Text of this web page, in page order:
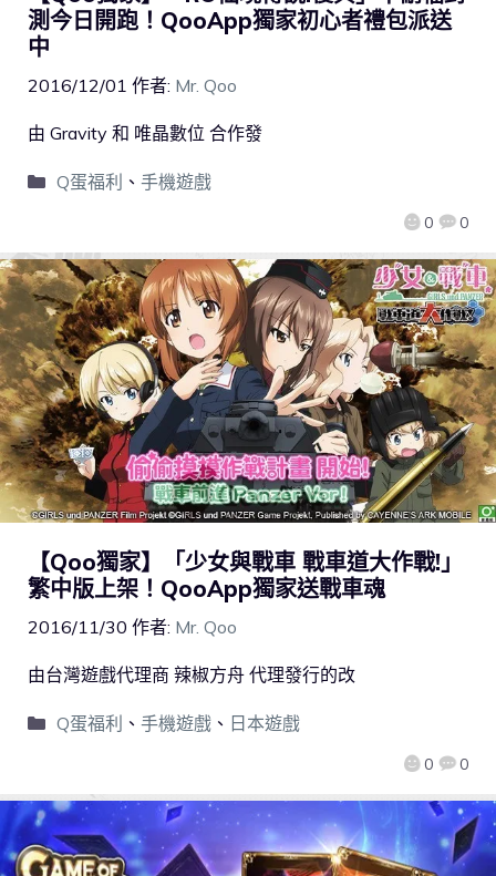
測今日開跑！QooApp獨家初心者禮包派送
中
2016/12/01 作者: Mr. Qoo
0 0
由 Gravity 和 唯晶數位 合作發
Q蛋福利 、 手機遊戲
【Qoo獨家】「少女與戰車 戰車道大作戰!」
繁中版上架！QooApp獨家送戰車魂
2016/11/30 作者: Mr. Qoo
0 0
由台灣遊戲代理商 辣椒方舟 代理發行的改
Q蛋福利 、 手機遊戲、 日本遊戲